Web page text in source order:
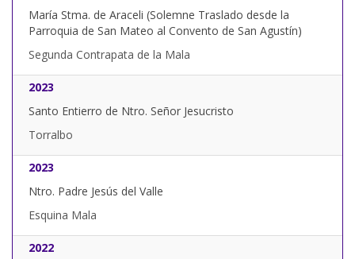
María Stma. de Araceli (Solemne Traslado desde la
Parroquia de San Mateo al Convento de San Agustín)
Segunda Contrapata de la Mala
2023
Santo Entierro de Ntro. Señor Jesucristo
Torralbo
2023
Ntro. Padre Jesús del Valle
Esquina Mala
2022